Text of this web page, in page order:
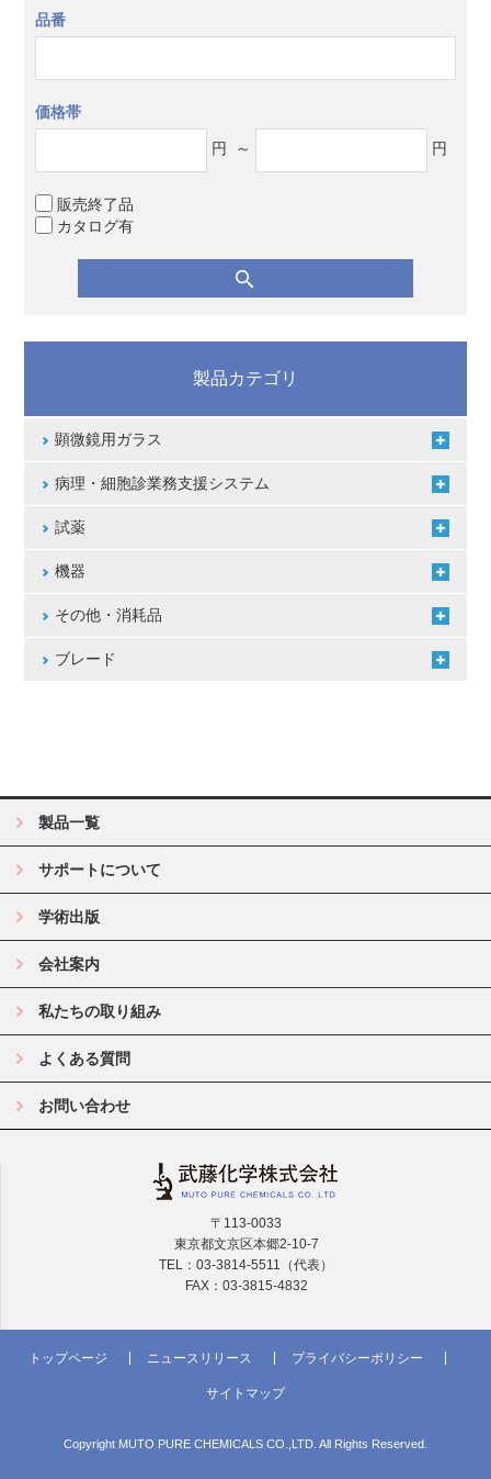
品番
価格帯
円 ～ 円
販売終了品
カタログ有
製品カテゴリ
顕微鏡用ガラス
病理・細胞診業務支援システム
試薬
機器
その他・消耗品
ブレード
製品一覧
サポートについて
学術出版
会社案内
私たちの取り組み
よくある質問
お問い合わせ
〒113-0033
東京都文京区本郷2-10-7
TEL：03-3814-5511（代表）
FAX：03-3815-4832
トップページ ニュースリリース プライバシーポリシー
サイトマップ
Copyright MUTO PURE CHEMICALS CO.,LTD. All Rights Reserved.